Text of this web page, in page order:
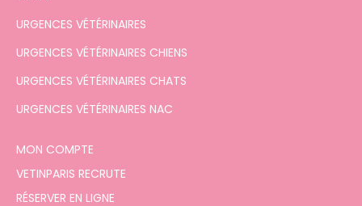
URGENCES VÉTÉRINAIRES
URGENCES VÉTÉRINAIRES CHIENS
URGENCES VÉTÉRINAIRES CHATS
URGENCES VÉTÉRINAIRES NAC
MON COMPTE
VETINPARIS RECRUTE
RÉSERVER EN LIGNE